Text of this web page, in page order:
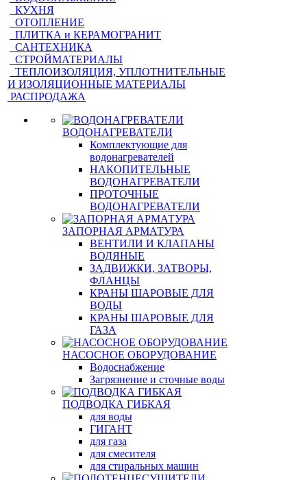
КУХНЯ
ОТОПЛЕНИЕ
ПЛИТКА и КЕРАМОГРАНИТ
САНТЕХНИКА
СТРОЙМАТЕРИАЛЫ
ТЕПЛОИЗОЛЯЦИЯ, УПЛОТНИТЕЛЬНЫЕ
И ИЗОЛЯЦИОННЫЕ МАТЕРИАЛЫ
РАСПРОДАЖА
ВОДОНАГРЕВАТЕЛИ
Комплектующие для
водонагревателей
НАКОПИТЕЛЬНЫЕ
ВОДОНАГРЕВАТЕЛИ
ПРОТОЧНЫЕ
ВОДОНАГРЕВАТЕЛИ
ЗАПОРНАЯ АРМАТУРА
ВЕНТИЛИ И КЛАПАНЫ
ВОДЯНЫЕ
ЗАДВИЖКИ, ЗАТВОРЫ,
ФЛАНЦЫ
КРАНЫ ШАРОВЫЕ ДЛЯ
ВОДЫ
КРАНЫ ШАРОВЫЕ ДЛЯ
ГАЗА
НАСОСНОЕ ОБОРУДОВАНИЕ
Водоснабжение
Загрязнение и сточные воды
ПОДВОДКА ГИБКАЯ
для воды
ГИГАНТ
для газа
для смесителя
для стиральных машин